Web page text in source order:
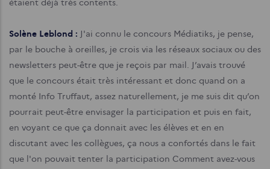
Solène Leblond : J'ai connu le concours Médiatiks, je pense,
par le bouche à oreilles, je crois via les réseaux sociaux ou des
newsletters peut-être que je reçois par mail. J’avais trouvé
que le concours était très intéressant et donc quand on a
monté Info Truffaut, assez naturellement, je me suis dit qu’on
pourrait peut-être envisager la participation et puis en fait,
en voyant ce que ça donnait avec les élèves et en en
discutant avec les collègues, ça nous a confortés dans le fait
que l'on pouvait tenter la participation Comment avez-vous